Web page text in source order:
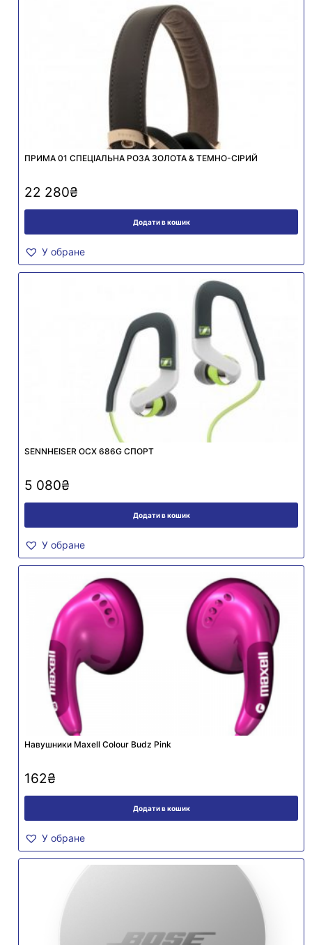
ПРИМА 01 СПЕЦІАЛЬНА РОЗА ЗОЛОТА & ТЕМНО-СІРИЙ
22 280₴
Додати в кошик
У обране
SENNHEISER OCX 686G СПОРТ
5 080₴
Додати в кошик
У обране
Навушники Maxell Colour Budz Pink
162₴
Додати в кошик
У обране